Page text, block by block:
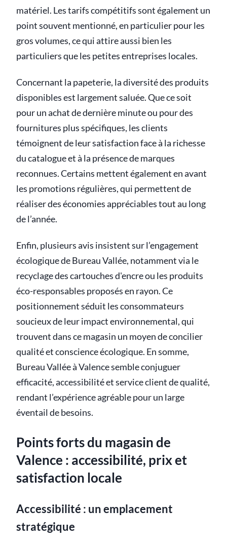
matériel. Les tarifs compétitifs sont également un
point souvent mentionné, en particulier pour les
gros volumes, ce qui attire aussi bien les
particuliers que les petites entreprises locales.
Concernant la papeterie, la diversité des produits
disponibles est largement saluée. Que ce soit
pour un achat de dernière minute ou pour des
fournitures plus spécifiques, les clients
témoignent de leur satisfaction face à la richesse
du catalogue et à la présence de marques
reconnues. Certains mettent également en avant
les promotions régulières, qui permettent de
réaliser des économies appréciables tout au long
de l’année.
Enfin, plusieurs avis insistent sur l’engagement
écologique de Bureau Vallée, notamment via le
recyclage des cartouches d'encre ou les produits
éco-responsables proposés en rayon. Ce
positionnement séduit les consommateurs
soucieux de leur impact environnemental, qui
trouvent dans ce magasin un moyen de concilier
qualité et conscience écologique. En somme,
Bureau Vallée à Valence semble conjuguer
efficacité, accessibilité et service client de qualité,
rendant l’expérience agréable pour un large
éventail de besoins.
Points forts du magasin de
Valence : accessibilité, prix et
satisfaction locale
Accessibilité : un emplacement
stratégique